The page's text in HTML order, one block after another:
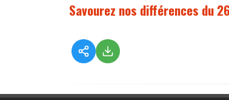
Savourez nos différences du